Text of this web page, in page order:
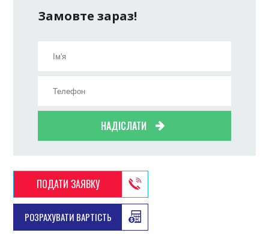
Замовте зараз!
НАДІСЛАТИ
ПОДАТИ ЗАЯВКУ
РОЗРАХУВАТИ ВАРТІСТЬ